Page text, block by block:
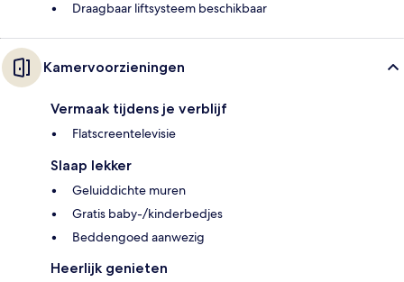
Draagbaar liftsysteem beschikbaar
Kamervoorzieningen
Vermaak tijdens je verblijf
Flatscreentelevisie
Slaap lekker
Geluiddichte muren
Gratis baby-/kinderbedjes
Beddengoed aanwezig
Heerlijk genieten